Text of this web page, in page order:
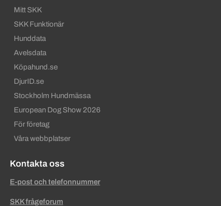
Mitt SKK
SKK Funktionär
Hunddata
Avelsdata
Köpahund.se
DjurID.se
Stockholm Hundmässa
European Dog Show 2026
För företag
Våra webbplatser
Kontakta oss
E-post och telefonnummer
SKK frågeforum